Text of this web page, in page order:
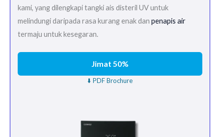
kami, yang dilengkapi tangki ais disteril UV untuk
melindungi daripada rasa kurang enak dan penapis air
termaju untuk kesegaran.
Jimat 50%
⬇️ PDF Brochure